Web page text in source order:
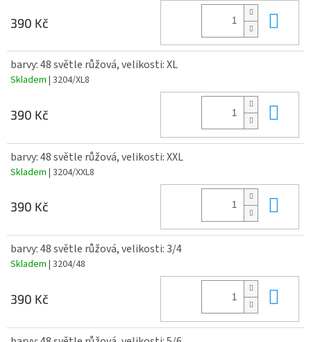
390 Kč
barvy: 48 světle růžová, velikosti: XL
Skladem | 3204/XL8
390 Kč
barvy: 48 světle růžová, velikosti: XXL
Skladem | 3204/XXL8
390 Kč
barvy: 48 světle růžová, velikosti: 3/4
Skladem | 3204/48
390 Kč